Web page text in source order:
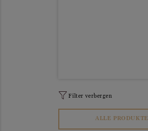
Filter verbergen
ALLE PRODUKTE